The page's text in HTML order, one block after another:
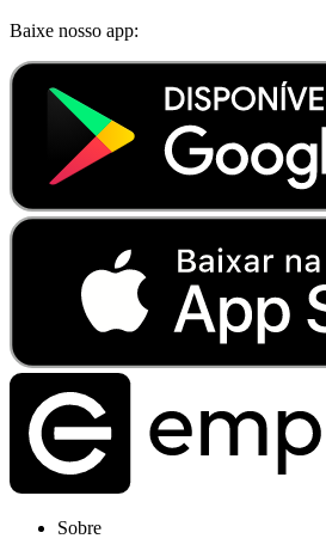
Baixe nosso app:
Sobre